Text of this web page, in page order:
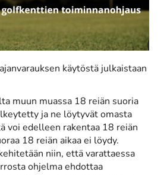
käytöstä julkaistaan
muun muassa 18 reiän suoria
ja ne löytyvät omasta
voi edelleen rakentaa 18 reiän
18 reiän aikaa ei löydy.
niin, että varattaessa
ohjelma ehdottaa